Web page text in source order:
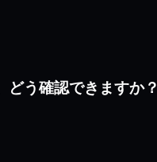
う確認できますか？